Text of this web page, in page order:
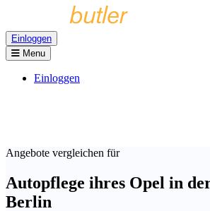
Einloggen
Menu
Einloggen
Angebote vergleichen für
Autopflege ihres Opel in
Berlin